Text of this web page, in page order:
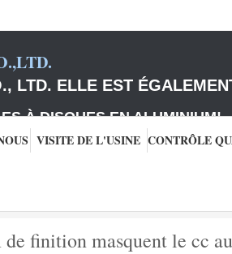
LTD. ELLE EST
À DISQUES EN ALUMINIUM!
VISITE DE L'USINE
finition masquent le cc